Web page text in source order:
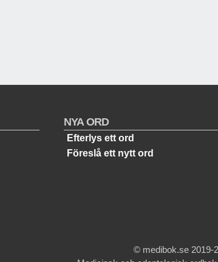
NYA ORD
Efterlys ett ord
Föreslå ett nytt ord
© medibok.se 2019-